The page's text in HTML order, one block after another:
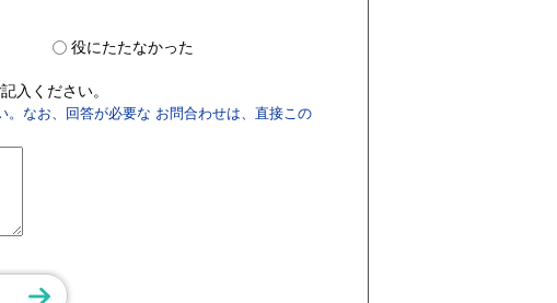
役にたたなかった
入ください。
。なお、回答が必要な お問合わせは、直接この